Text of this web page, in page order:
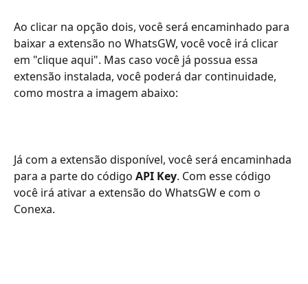
Ao clicar na opção dois, você será encaminhado para
baixar a extensão no WhatsGW, você você irá clicar
em "clique aqui". Mas caso você já possua essa
extensão instalada, você poderá dar continuidade,
como mostra a imagem abaixo:
Já com a extensão disponível, você será encaminhada
para a parte do código API Key. Com esse código
você irá ativar a extensão do WhatsGW e com o
Conexa.